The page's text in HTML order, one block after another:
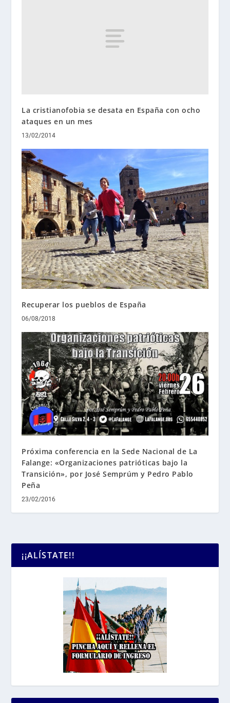
La cristianofobia se desata en España con ocho
ataques en un mes
13/02/2014
Recuperar los pueblos de España
06/08/2018
Próxima conferencia en la Sede Nacional de La
Falange: «Organizaciones patrióticas bajo la
Transición», por José Semprúm y Pedro Pablo
Peña
23/02/2016
¡¡ALÍSTATE!!